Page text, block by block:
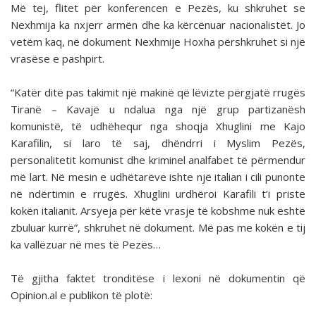
Më tej, flitet për konferencen e Pezës, ku shkruhet se
Nexhmija ka nxjerr armën dhe ka kërcënuar nacionalistët. Jo
vetëm kaq, në dokument Nexhmije Hoxha përshkruhet si një
vrasëse e pashpirt.
“Katër ditë pas takimit një makinë që lëvizte përgjatë rrugës
Tiranë – Kavajë u ndalua nga një grup partizanësh
komunistë, të udhëhequr nga shoqja Xhuglini me Kajo
Karafilin, si laro të saj, dhëndrri i Myslim Pezës,
personalitetit komunist dhe kriminel analfabet të përmendur
më lart. Në mesin e udhëtarëve ishte një italian i cili punonte
në ndërtimin e rrugës. Xhuglini urdhëroi Karafili t’i priste
kokën italianit. Arsyeja për këtë vrasje të kobshme nuk është
zbuluar kurrë”, shkruhet në dokument. Më pas me kokën e tij
ka vallëzuar në mes të Pezës…
Të gjitha faktet tronditëse i lexoni në dokumentin që
Opinion.al e publikon të plotë: